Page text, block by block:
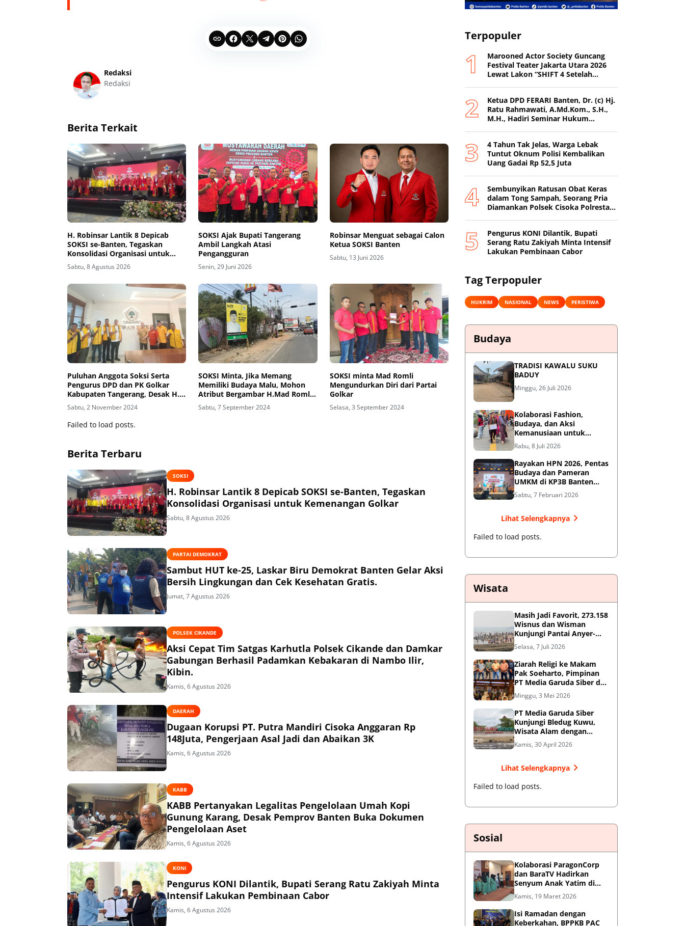
Redaksi
Redaksi
Berita Terkait
H. Robinsar Lantik 8 Depicab
SOKSI se-Banten, Tegaskan
Konsolidasi Organisasi untuk
Kemenangan Golkar
Sabtu, 8 Agustus 2026
SOKSI Ajak Bupati Tangerang
Ambil Langkah Atasi
Pengangguran
Senin, 29 Juni 2026
Robinsar Menguat sebagai Calon
Ketua SOKSI Banten
Sabtu, 13 Juni 2026
Puluhan Anggota Soksi Serta
Pengurus DPD dan PK Golkar
Kabupaten Tangerang, Desak H.
Mad Romli Dinonaktifkan !!
Sabtu, 2 November 2024
SOKSI Minta, Jika Memang
Memiliki Budaya Malu, Mohon
Atribut Bergambar H.Mad Romli
Dengan Logo Partai Golkar
Diturunkan
Sabtu, 7 September 2024
SOKSI minta Mad Romli
Mengundurkan Diri dari Partai
Golkar
Selasa, 3 September 2024
Failed to load posts.
Berita Terbaru
SOKSI
H. Robinsar Lantik 8 Depicab SOKSI se-Banten, Tegaskan
Konsolidasi Organisasi untuk Kemenangan Golkar
Sabtu, 8 Agustus 2026
PARTAI DEMOKRAT
Sambut HUT ke-25, Laskar Biru Demokrat Banten Gelar Aksi
Bersih Lingkungan dan Cek Kesehatan Gratis.
Jumat, 7 Agustus 2026
POLSEK CIKANDE
Aksi Cepat Tim Satgas Karhutla Polsek Cikande dan Damkar
Gabungan Berhasil Padamkan Kebakaran di Nambo Ilir,
Kibin.
Kamis, 6 Agustus 2026
DAERAH
Dugaan Korupsi PT. Putra Mandiri Cisoka Anggaran Rp
148Juta, Pengerjaan Asal Jadi dan Abaikan 3K
Kamis, 6 Agustus 2026
KABB
KABB Pertanyakan Legalitas Pengelolaan Umah Kopi
Gunung Karang, Desak Pemprov Banten Buka Dokumen
Pengelolaan Aset
Kamis, 6 Agustus 2026
KONI
Pengurus KONI Dilantik, Bupati Serang Ratu Zakiyah Minta
Intensif Lakukan Pembinaan Cabor
Kamis, 6 Agustus 2026
Terpopuler
Marooned Actor Society Guncang
Festival Teater Jakarta Utara 2026
Lewat Lakon “SHIFT 4 Setelah
Ketua DPD FERARI Banten, Dr. (c) Hj.
Ratu Rahmawati, A.Md.Kom., S.H.,
M.H., Hadiri Seminar Hukum
4 Tahun Tak Jelas, Warga Lebak
Tuntut Oknum Polisi Kembalikan
Uang Gadai Rp 52,5 Juta
Sembunyikan Ratusan Obat Keras
dalam Tong Sampah, Seorang Pria
Diamankan Polsek Cisoka Polresta
Pengurus KONI Dilantik, Bupati
Serang Ratu Zakiyah Minta Intensif
Lakukan Pembinaan Cabor
Tag Terpopuler
HUKRIM NASIONAL NEWS PERISTIWA
Budaya
TRADISI KAWALU SUKU
BADUY
Minggu, 26 Juli 2026
Kolaborasi Fashion,
Budaya, dan Aksi
Kemanusiaan untuk
Pasien Kanker Dhuafa
Rabu, 8 Juli 2026
Rayakan HPN 2026, Pentas
Budaya dan Pameran
UMKM di KP3B Banten
Sedot Antusiasme Warga
Sabtu, 7 Februari 2026
Lihat Selengkapnya
Failed to load posts.
Wisata
Masih Jadi Favorit, 273.158
Wisnus dan Wisman
Kunjungi Pantai Anyer-
Cinangka Selama Libur
Sekolah
Selasa, 7 Juli 2026
Ziarah Religi ke Makam
Pak Soeharto, Pimpinan
PT Media Garuda Siber dan
Redaksi Hormati Jasa Sang
Jendral Besar
Minggu, 3 Mei 2026
PT Media Garuda Siber
Kunjungi Bledug Kuwu,
Wisata Alam dengan
Segudang Keunikan dan
Potensi UMKM
Kamis, 30 April 2026
Lihat Selengkapnya
Failed to load posts.
Sosial
Kolaborasi ParagonCorp
dan BaraTV Hadirkan
Senyum Anak Yatim di
Hotel Le Semar Tangerang
Kamis, 19 Maret 2026
Isi Ramadan dengan
Keberkahan, BPPKB PAC